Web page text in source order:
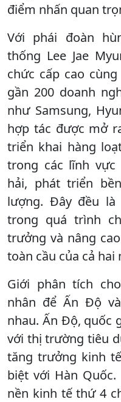
điểm nhấn quan
Với phái đoàn
thống Lee Jae
chức cấp cao
gần 200 doanh
như Samsung,
hợp tác được mở
triển khai hàng
trong các lĩnh vực
hải, phát triển
lượng. Đây đều
trong quá trình
trưởng và nâng
toàn cầu của cả hai
Giới phân tích
nhân để Ấn Độ
nhau. Ấn Độ, quốc
với thị trường tiêu
tăng trưởng kinh
biệt với Hàn
nền kinh tế thứ 4